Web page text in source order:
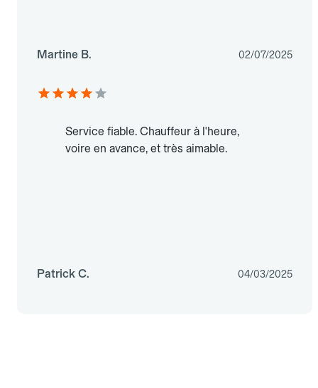
Martine B. 02/07/2025
Service fiable. Chauffeur à l'heure,
voire en avance, et très aimable.
Patrick C. 04/03/2025